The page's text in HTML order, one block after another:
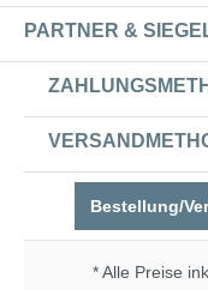
PARTNER &
Bestellung/
* Alle Preise